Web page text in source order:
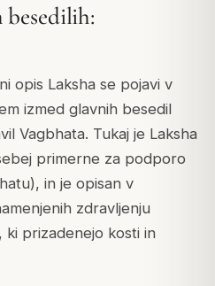
besedilih:
opis Laksha se pojavi v
izmed glavnih besedil
Vagbhata. Tukaj je Laksha
primerne za podporo
in je opisan v
zdravljenju
prizadenejo kosti in